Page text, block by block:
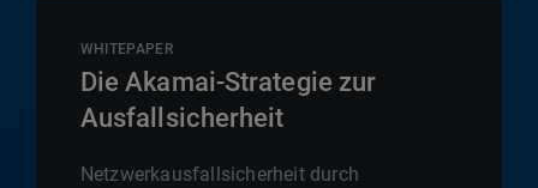
WHITEPAPER
Die Akamai-Strategie zur
Ausfallsicherheit
Netzwerkausfallsicherheit durch